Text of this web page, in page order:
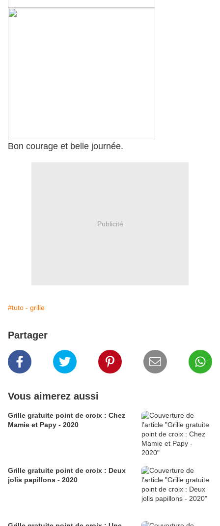
Bon courage et belle journée.
Publicité
#tuto - grille
Partager
Vous aimerez aussi
Grille gratuite point de croix : Chez
Mamie et Papy - 2020
Grille gratuite point de croix : Deux
jolis papillons - 2020